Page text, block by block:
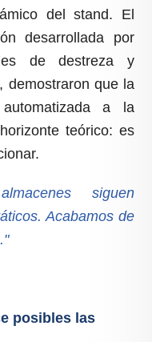
del stand. El
desarrollada por
de destreza y
demostraron que la
a la
teórico: es
siguen
Acabamos de
posibles las